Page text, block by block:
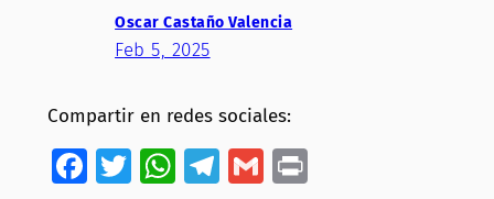
Oscar Castaño Valencia
Feb 5, 2025
Compartir en redes sociales:
Facebook
Twitter
WhatsApp
Telegram
GmailPrint